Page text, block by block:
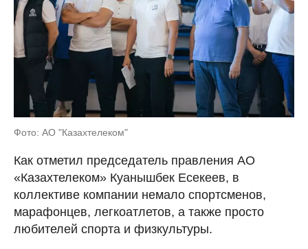
Фото: АО "Казахтелеком"
Как отметил председатель правления АО
«Казахтелеком» Куанышбек Есекеев, в
коллективе компании немало спортсменов,
марафонцев, легкоатлетов, а также просто
любителей спорта и физкультуры.